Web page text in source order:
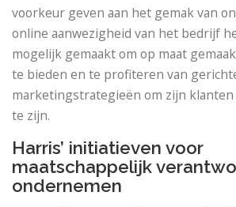
voorkeur geven aan het gemak van
online aanwezigheid van het bedrijf
mogelijk gemaakt om op maat
te bieden en te profiteren van
marketingstrategieën om zijn
te zijn.
Harris’ initiatieven voor
maatschappelijk
ondernemen